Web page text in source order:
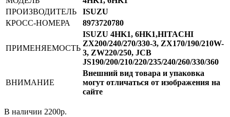
ПРОИЗВОДИТЕЛЬ
ISUZU
КРОСС-НОМЕРА
8973720780
ПРИМЕНЯЕМОСТЬ
ISUZU 4HK1, 6HK1,HITACHI
ZX200/240/270/330-3, ZX170/190/210W-
3, ZW220/250, JCB
JS190/200/210/220/235/240/260/330/360
ВНИМАНИЕ
Внешний вид товара и упаковка
могут отличаться от изображения на
сайте
В наличии 2200р.